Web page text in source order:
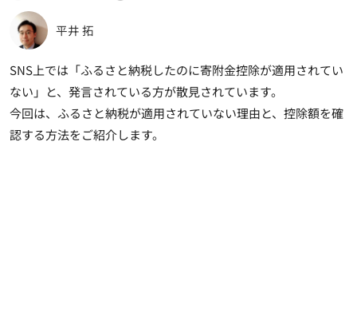
平井 拓
SNS上では「ふるさと納税したのに寄附金控除が適用されてい
ない」と、発言されている方が散見されています。
今回は、ふるさと納税が適用されていない理由と、控除額を確
認する方法をご紹介します。